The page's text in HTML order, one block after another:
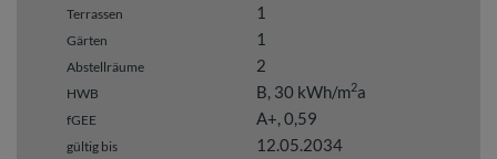
Terrassen 1
Gärten 1
Abstellräume 2
HWB B, 30 kWh/m2a
fGEE A+, 0,59
gültig bis 12.05.2034